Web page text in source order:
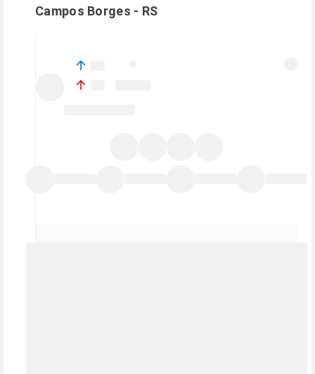
Campos Borges - RS